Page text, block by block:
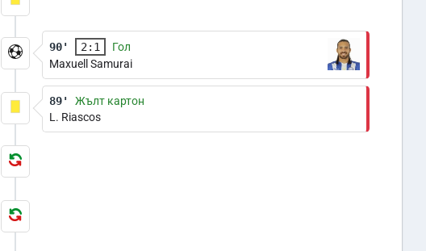
90' 2:1
Гол
Maxuell Samurai
89'
Жълт картон
L. Riascos